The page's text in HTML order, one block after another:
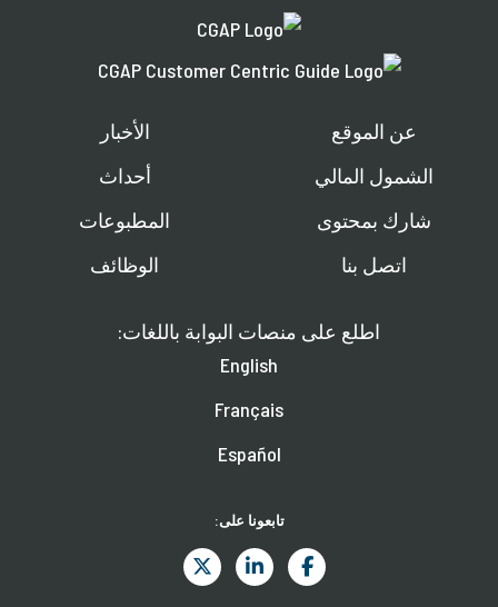
عن الموقع
الشمول المالي
شارك بمحتوى
اتصل بنا
الأخبار
أحداث
المطبوعات
الوظائف
اطلع على منصات البوابة باللغات:
English
Français
Español
تابعونا على: